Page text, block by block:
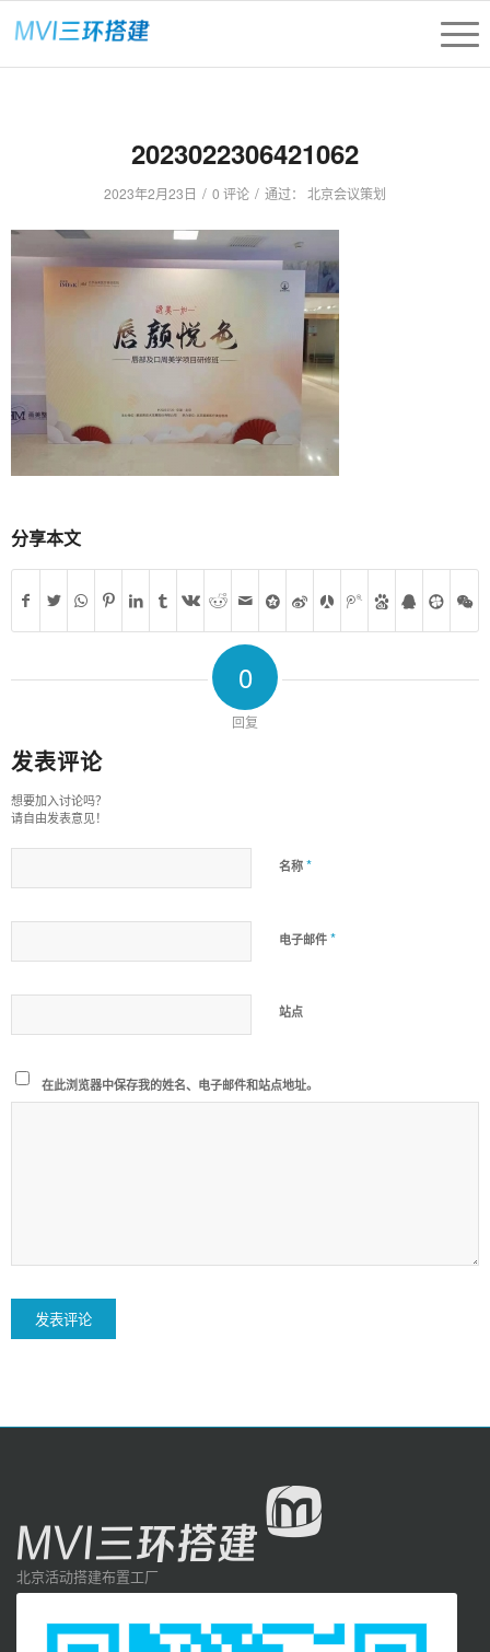
2023022306421062
2023年2月23日 / 0 评论 / 通过： 北京会议策划
分享本文
0
回复
发表评论
想要加入讨论吗？
请自由发表意见！
名称 *
电子邮件 *
站点
在此浏览器中保存我的姓名、电子邮件和站点地址。
北京活动搭建布置工厂